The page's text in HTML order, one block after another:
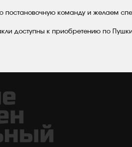
постановочную команду и желаем
доступны к приобретению по